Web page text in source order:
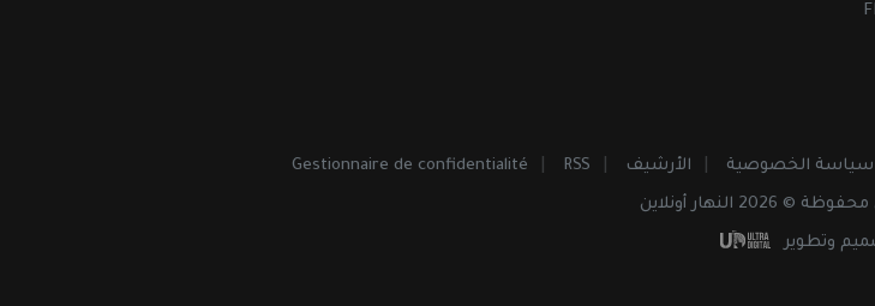
سياسة الخصوصية الأرشيف RSS
Gestionnaire de confidentialité
النهار أونلاين
وتطوير